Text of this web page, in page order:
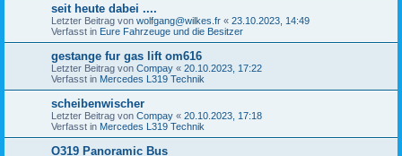
seit heute dabei ....
Letzter Beitrag von wolfgang@wilkes.fr « 23.10.2023, 14:49
Verfasst in Eure Fahrzeuge und die Besitzer
gestange fur gas lift om616
Letzter Beitrag von Compay « 20.10.2023, 17:22
Verfasst in Mercedes L319 Technik
scheibenwischer
Letzter Beitrag von Compay « 20.10.2023, 17:18
Verfasst in Mercedes L319 Technik
O319 Panoramic Bus